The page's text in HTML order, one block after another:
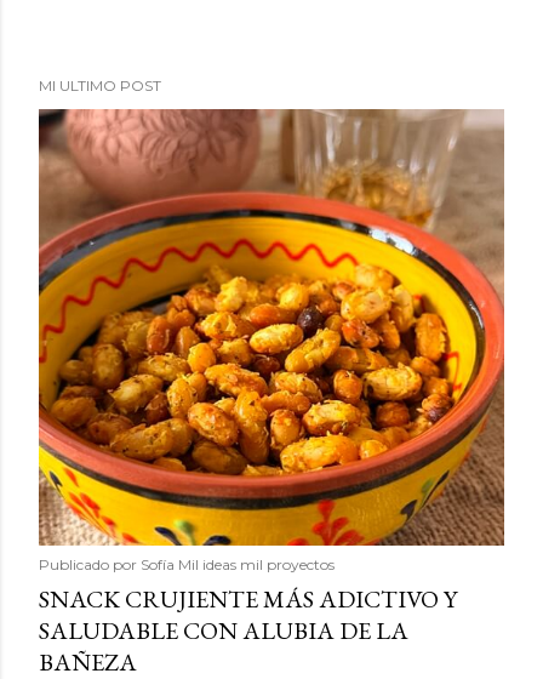
MI ULTIMO POST
Publicado por Sofía Mil ideas mil proyectos
SNACK CRUJIENTE MÁS ADICTIVO Y
SALUDABLE CON ALUBIA DE LA
BAÑEZA